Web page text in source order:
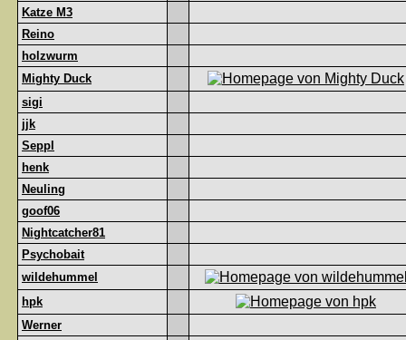
Katze M3
Reino
holzwurm
Mighty Duck
sigi
jjk
Seppl
henk
Neuling
goof06
Nightcatcher81
Psychobait
wildehummel
hpk
Werner